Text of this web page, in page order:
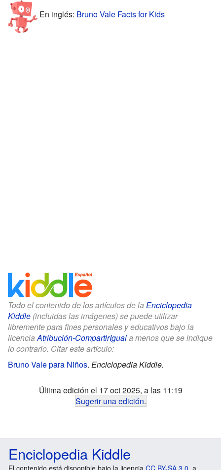
En inglés: Bruno Vale Facts for Kids
Todo el contenido de los artículos de la Enciclopedia
Kiddle (incluidas las imágenes) se puede utilizar
libremente para fines personales y educativos bajo la
licenciaAtribución-CompartirIguala menos que se indique
lo contrario. Citar este artículo:
Bruno Vale para Niños. Enciclopedia Kiddle.
Última edición el 17 oct 2025, a las 11:19
Sugerir una edición.
Enciclopedia Kiddle